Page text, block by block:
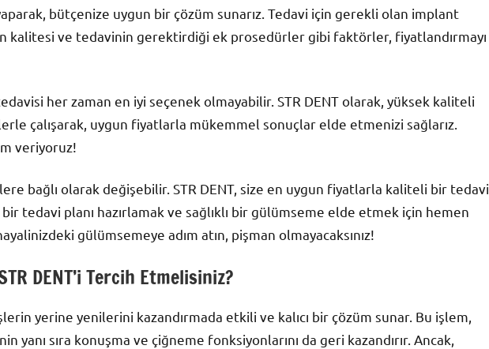
bütçenize uygun bir çözüm sunarız. Tedavi için gerekli olan implant
kalitesi ve tedavinin gerektirdiği ek prosedürler gibi faktörler, fiyatlandırmayı
her zaman en iyi seçenek olmayabilir. STR DENT olarak, yüksek kaliteli
çalışarak, uygun fiyatlarla mükemmel sonuçlar elde etmenizi sağlarız.
veriyoruz!
bağlı olarak değişebilir. STR DENT, size en uygun fiyatlarla kaliteli bir tedavi
tedavi planı hazırlamak ve sağlıklı bir gülümseme elde etmek için hemen
gülümsemeye adım atın, pişman olmayacaksınız!
DENT’i Tercih Etmelisiniz?
yerine yenilerini kazandırmada etkili ve kalıcı bir çözüm sunar. Bu işlem,
sıra konuşma ve çiğneme fonksiyonlarını da geri kazandırır. Ancak,